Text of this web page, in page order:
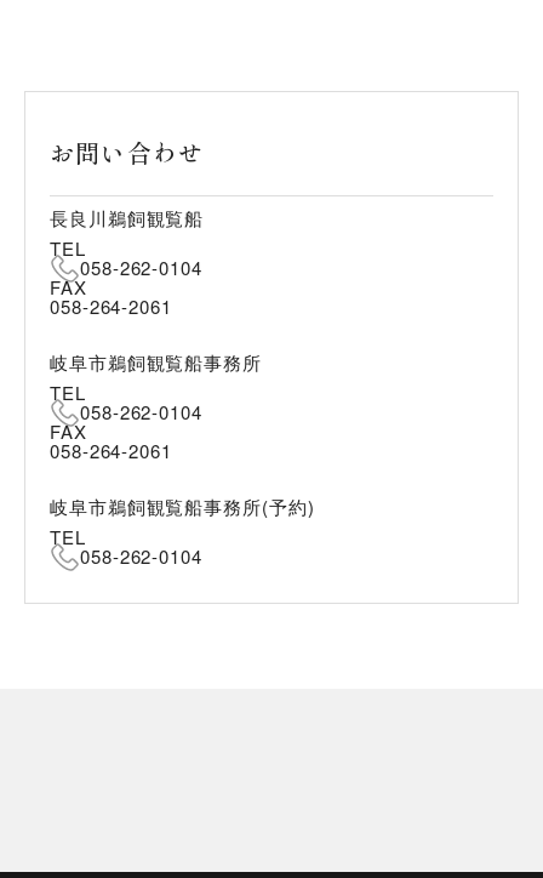
お問い合わせ
長良川鵜飼観覧船
TEL
058-262-0104
FAX
058-264-2061
岐阜市鵜飼観覧船事務所
TEL
058-262-0104
FAX
058-264-2061
岐阜市鵜飼観覧船事務所(予約)
TEL
058-262-0104